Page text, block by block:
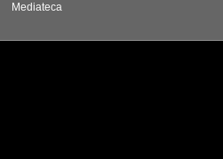
Mediateca